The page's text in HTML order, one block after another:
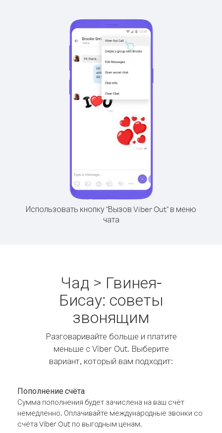
Использовать кнопку "Вызов Viber Out" в меню
чата
Чад > Гвинея-
Бисау: советы
звонящим
Разговаривайте больше и платите
меньше с Viber Out. Выберите
вариант, который вам подходит:
Пополнение счёта
Сумма пополнения будет зачислена на ваш счёт
немедленно. Оплачивайте международные звонки со
счёта Viber Out по выгодным ценам.